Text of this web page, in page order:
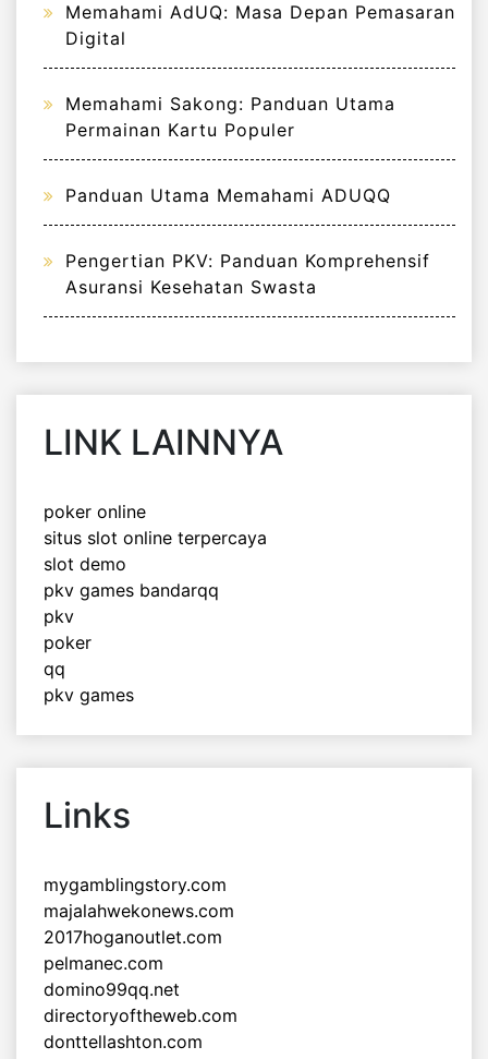
Memahami AdUQ: Masa Depan Pemasaran
Digital
Memahami Sakong: Panduan Utama
Permainan Kartu Populer
Panduan Utama Memahami ADUQQ
Pengertian PKV: Panduan Komprehensif
Asuransi Kesehatan Swasta
LINK LAINNYA
poker online
situs slot online terpercaya
slot demo
pkv games bandarqq
pkv
poker
qq
pkv games
Links
mygamblingstory.com
majalahwekonews.com
2017hoganoutlet.com
pelmanec.com
domino99qq.net
directoryoftheweb.com
donttellashton.com